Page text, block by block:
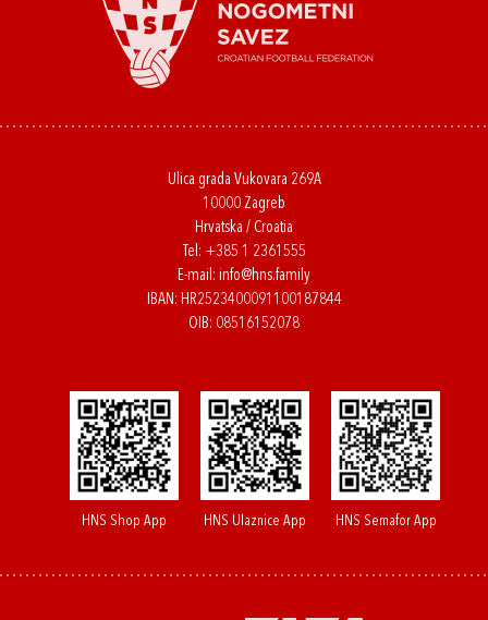
Ulica grada Vukovara 269A
10000 Zagreb
Hrvatska / Croatia
Tel: +385 1 2361555
E-mail: info@hns.family
IBAN: HR2523400091100187844
OIB: 08516152078
HNS Shop App HNS Ulaznice App HNS Semafor App